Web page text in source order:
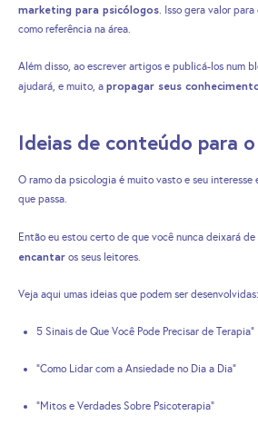
marketing para psicólogos. Isso gera valor
como referência na área.
Além disso, ao escrever artigos e publicá-los num
ajudará, e muito, a propagar seus
Ideias de conteúdo para
O ramo da psicologia é muito vasto e seu interesse
que passa.
Então eu estou certo de que você nunca deixará
encantar os seus leitores.
Veja aqui umas ideias que podem ser desenvolvidas:
5 Sinais de Que Você Pode Precisar de Terapia”
“Como Lidar com a Ansiedade no Dia a Dia”
“Mitos e Verdades Sobre Psicoterapia”